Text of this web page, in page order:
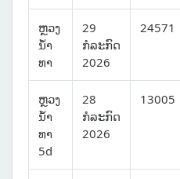
ຫຼວງ
ນໍ້າ
ທາ
29
ກໍລະກົດ
2026
24571
ຫຼວງ
ນໍ້າ
ທາ
5d
28
ກໍລະກົດ
2026
13005